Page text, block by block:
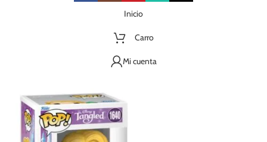
Inicio
Carro
Mi cuenta